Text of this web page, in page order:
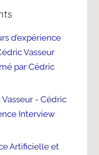
d’expérience
Vasseur
par Cédric
- Cédric
Interview
Artificielle et